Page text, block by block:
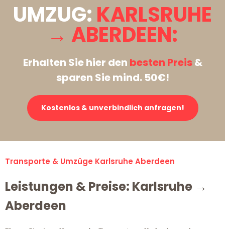
UMZUG: KARLSRUHE
→ ABERDEEN:
Erhalten Sie hier den besten Preis&
sparen Sie mind. 50€!
Kostenlos & unverbindlich anfragen!
Transporte & Umzüge Karlsruhe Aberdeen
Leistungen & Preise: Karlsruhe →
Aberdeen